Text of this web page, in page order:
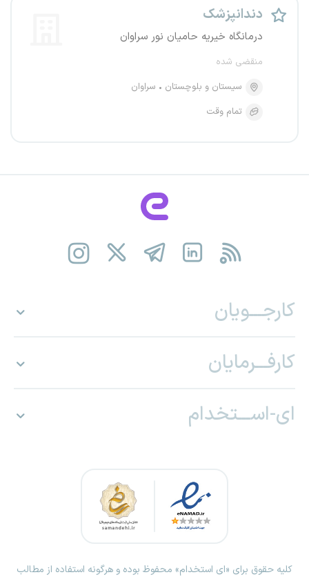
دندانپزشک
درمانگاه خیریه حامیان نور سراوان
منقضی شده
سیستان و بلوچستان
سراوان
تمام وقت
کارجـــویان
کارفـــرمایان
ای-اســـتخدام
کلیه حقوق برای «ای استخدام» محفوظ بوده و هرگونه استفاده از مطالب